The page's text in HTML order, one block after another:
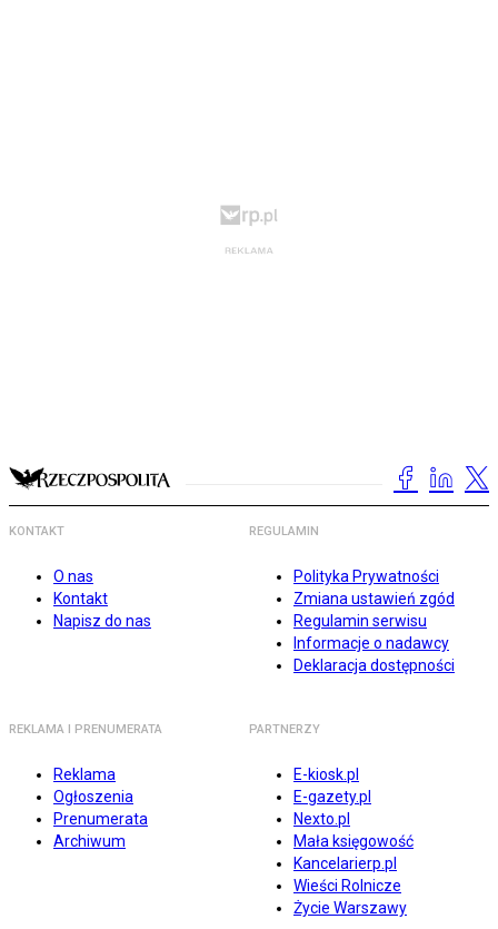
KONTAKT
O nas
Kontakt
Napisz do nas
REGULAMIN
Polityka Prywatności
Zmiana ustawień zgód
Regulamin serwisu
Informacje o nadawcy
Deklaracja dostępności
REKLAMA I PRENUMERATA
Reklama
Ogłoszenia
Prenumerata
Archiwum
PARTNERZY
E-kiosk.pl
E-gazety.pl
Nexto.pl
Mała księgowość
Kancelarierp.pl
Wieści Rolnicze
Życie Warszawy